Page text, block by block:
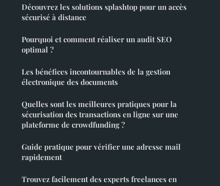
Découvrez les solutions splashtop pour un accès
sécurisé à distance
Pourquoi et comment réaliser un audit SEO
optimal ?
Les bénéfices incontournables de la gestion
électronique des documents
Quelles sont les meilleures pratiques pour la
sécurisation des transactions en ligne sur une
plateforme de crowdfunding ?
Guide pratique pour vérifier une adresse mail
rapidement
Trouvez facilement des experts freelances en